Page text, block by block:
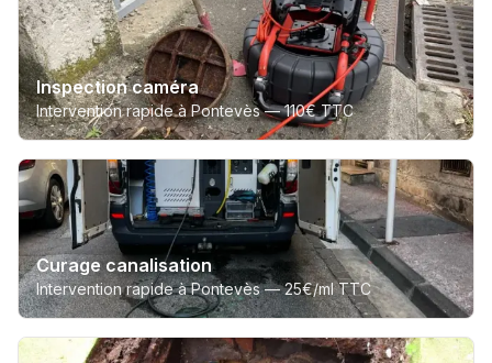
Inspection caméra
Intervention rapide à Pontevès —110€ TTC
Curage canalisation
Intervention rapide à Pontevès —25€/ml TTC